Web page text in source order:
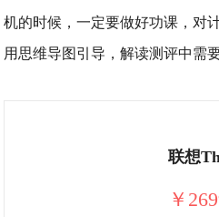
机的时候，一定要做好功课，对
用思维导图引导，解读测评中需
￥